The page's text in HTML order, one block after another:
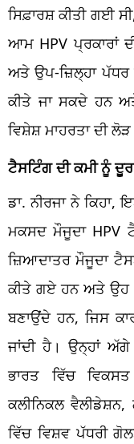
ਸਿਫ਼ਾਰਸ਼ ਕੀਤੀ ਗਈ
ਆਮ HPV ਪ੍ਰਕਾਰਾਂ
ਅਤੇ ਉਪ-ਜ਼ਿਲ੍ਹਾ ਪੱਧਰ
ਕੀਤੇ ਜਾ ਸਕਦੇ ਹਨ
ਵਿਸ਼ੇਸ਼ ਮਾਹਰਤਾ ਦੀ ਲੋੜ
ਟੈਸਟਿੰਗ ਦੀ ਕਮੀ ਨੂੰ
ਡਾ. ਨੀਰਜਾ ਨੇ ਕਿਹਾ,
ਮਕਸਦ ਮੌਜੂਦਾ HPV
ਜ਼ਿਆਦਾਤਰ ਮੌਜੂਦਾ
ਕੀਤੇ ਗਏ ਹਨ ਅਤੇ ਉਹ
ਬਣਾਉਂਦੇ ਹਨ, ਜਿਸ
ਜਾਂਦੀ ਹੈ। ਉਨ੍ਹਾਂ
ਭਾਰਤ ਵਿੱਚ
ਕਲੀਨਿਕਲ
ਵਿੱਚ ਵਿਸ਼ਵ ਪੱਧਰੀ